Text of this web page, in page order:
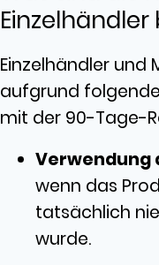
Einzelhändler und
aufgrund
mit der 90-Tage-
Verwendung
wenn das
tatsächlich
wurde.